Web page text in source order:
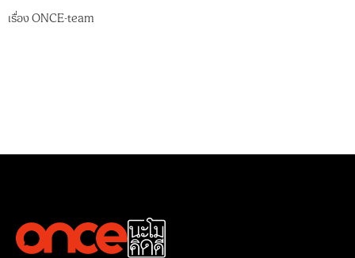
เรื่องONCE-team